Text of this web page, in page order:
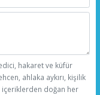
hakaret ve küfür
ahlaka aykırı, kişilik
içeriklerden doğan her